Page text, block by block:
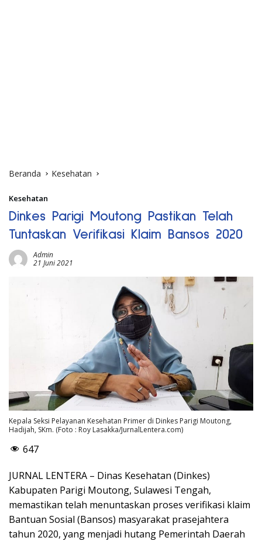
Beranda Kesehatan
Kesehatan
Dinkes Parigi Moutong Pastikan Telah
Tuntaskan Verifikasi Klaim Bansos 2020
Admin
21 Juni 2021
Kepala Seksi Pelayanan Kesehatan Primer di Dinkes Parigi Moutong,
Hadijah, SKm. (Foto : Roy Lasakka/JurnalLentera.com)
647
JURNAL LENTERA – Dinas Kesehatan (Dinkes)
Kabupaten Parigi Moutong, Sulawesi Tengah,
memastikan telah menuntaskan proses verifikasi klaim
Bantuan Sosial (Bansos) masyarakat prasejahtera
tahun 2020, yang menjadi hutang Pemerintah Daerah